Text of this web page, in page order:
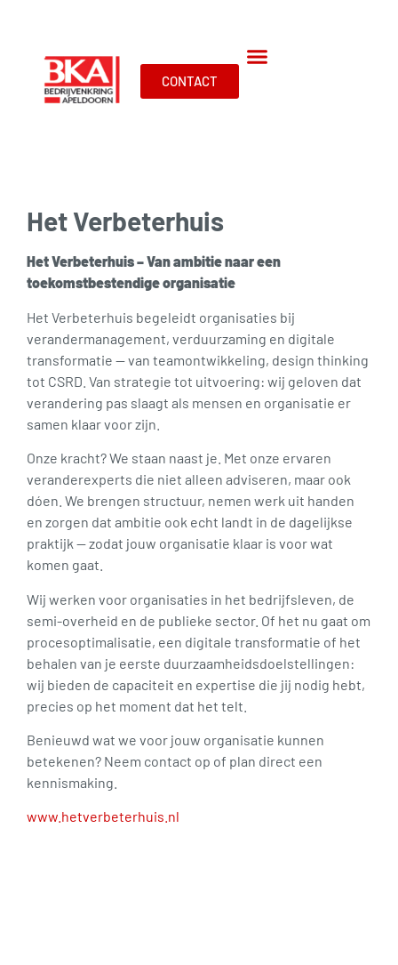
CONTACT
Het Verbeterhuis
Het Verbeterhuis – Van ambitie naar een
toekomstbestendige organisatie
Het Verbeterhuis begeleidt organisaties bij
verandermanagement, verduurzaming en digitale
transformatie — van teamontwikkeling, design thinking
tot CSRD. Van strategie tot uitvoering: wij geloven dat
verandering pas slaagt als mensen en organisatie er
samen klaar voor zijn.
Onze kracht? We staan naast je. Met onze ervaren
veranderexperts die niet alleen adviseren, maar ook
dóen. We brengen structuur, nemen werk uit handen
en zorgen dat ambitie ook echt landt in de dagelijkse
praktijk — zodat jouw organisatie klaar is voor wat
komen gaat.
Wij werken voor organisaties in het bedrijfsleven, de
semi-overheid en de publieke sector. Of het nu gaat om
procesoptimalisatie, een digitale transformatie of het
behalen van je eerste duurzaamheidsdoelstellingen:
wij bieden de capaciteit en expertise die jij nodig hebt,
precies op het moment dat het telt.
Benieuwd wat we voor jouw organisatie kunnen
betekenen? Neem contact op of plan direct een
kennismaking.
www.hetverbeterhuis.nl